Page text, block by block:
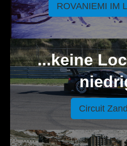
ROVANIEMI IM
...keine
Circuit